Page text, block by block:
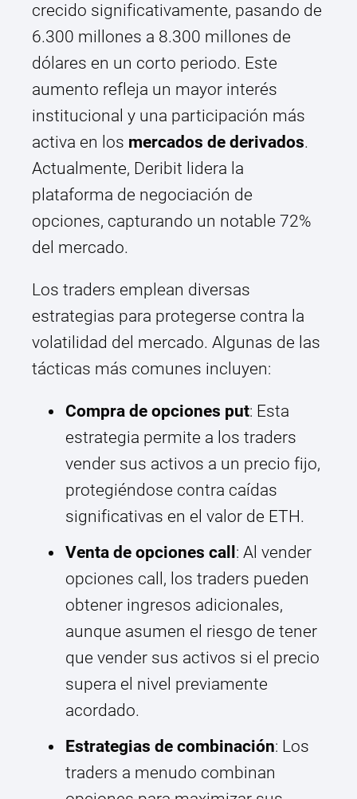
crecido significativamente, pasando de
6.300 millones a 8.300 millones de
dólares en un corto periodo. Este
aumento refleja un mayor interés
institucional y una participación más
activa en los mercados de derivados.
Actualmente, Deribit lidera la
plataforma de negociación de
opciones, capturando un notable 72%
del mercado.
Los traders emplean diversas
estrategias para protegerse contra la
volatilidad del mercado. Algunas de las
tácticas más comunes incluyen:
Compra de opciones put: Esta
estrategia permite a los traders
vender sus activos a un precio fijo,
protegiéndose contra caídas
significativas en el valor de ETH.
Venta de opciones call : Al vender
opciones call, los traders pueden
obtener ingresos adicionales,
aunque asumen el riesgo de tener
que vender sus activos si el precio
supera el nivel previamente
acordado.
Estrategias de combinación: Los
traders a menudo combinan